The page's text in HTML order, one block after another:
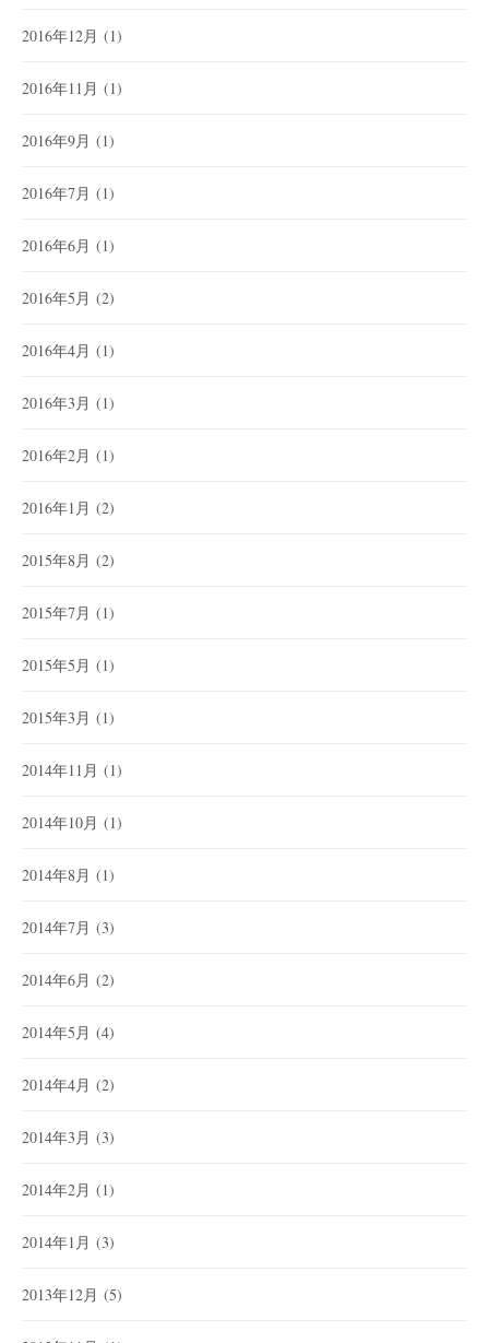
2016年12月 (1)
2016年11月 (1)
2016年9月 (1)
2016年7月 (1)
2016年6月 (1)
2016年5月 (2)
2016年4月 (1)
2016年3月 (1)
2016年2月 (1)
2016年1月 (2)
2015年8月 (2)
2015年7月 (1)
2015年5月 (1)
2015年3月 (1)
2014年11月 (1)
2014年10月 (1)
2014年8月 (1)
2014年7月 (3)
2014年6月 (2)
2014年5月 (4)
2014年4月 (2)
2014年3月 (3)
2014年2月 (1)
2014年1月 (3)
2013年12月 (5)